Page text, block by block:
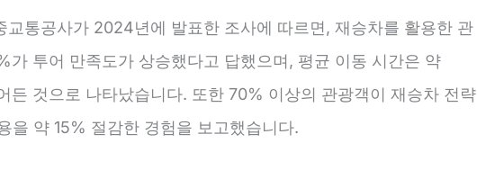
교통공사가 2024년에 발표한 조사에 따르면, 재승차를 활용한 관
가 투어 만족도가 상승했다고 답했으며, 평균 이동 시간은 약
든 것으로 나타났습니다. 또한 70% 이상의 관광객이 재승차 전략
을 약 15% 절감한 경험을 보고했습니다.